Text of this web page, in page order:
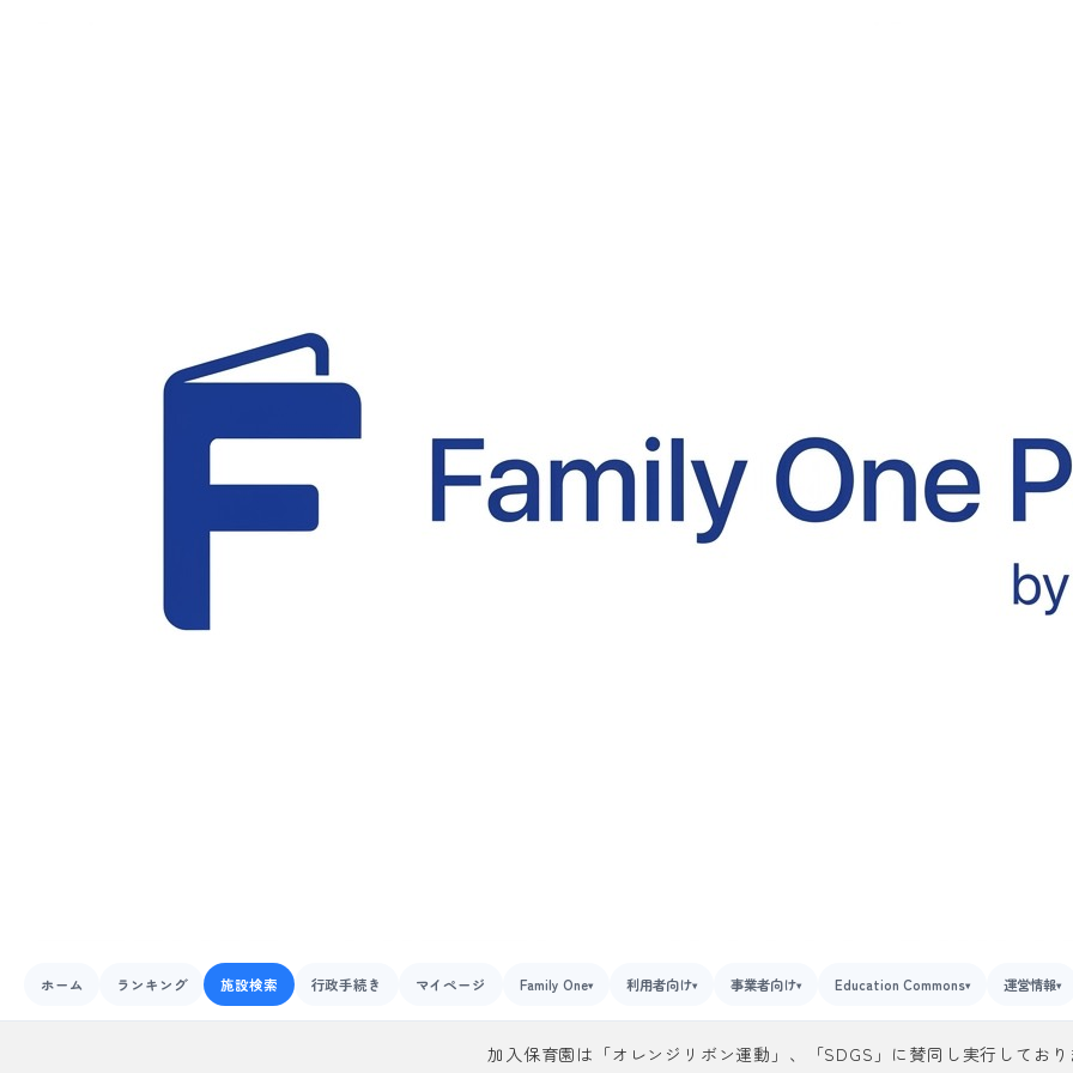
ホーム ランキング 施設検索 行政手続き マイページ Family One▾ 利用者向け▾ 事業者向け▾ Education Commons▾ 運営情報▾
加入保育園は「オレンジリボン運動」、「SDGS」に賛同し実行してお